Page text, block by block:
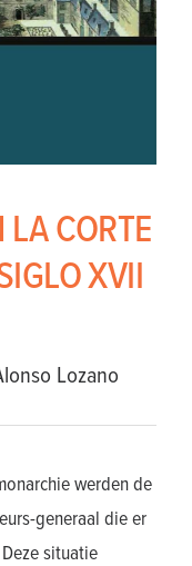
CORTE
XVII
Lozano
werden de
generaal die er
situatie